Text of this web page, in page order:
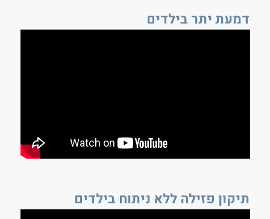
דמעת יתר בילדים
תיקון פזילה ללא ניתוח בילדים